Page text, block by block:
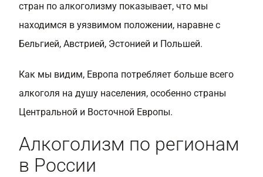
стран по алкоголизму показывает, что мы
находимся в уязвимом положении, наравне с
Бельгией, Австрией, Эстонией и Польшей.
Как мы видим, Европа потребляет больше всего
алкоголя на душу населения, особенно страны
Центральной и Восточной Европы.
Алкоголизм по регионам
в России